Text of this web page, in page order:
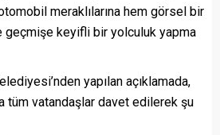
meraklılarına hem görsel bir
geçmişe keyifli bir yolculuk yapma
yapılan açıklamada,
tüm vatandaşlar davet edilerek şu